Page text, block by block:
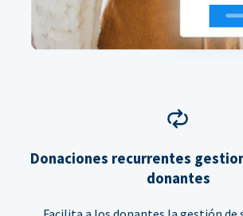
Donaciones recurrentes
donantes